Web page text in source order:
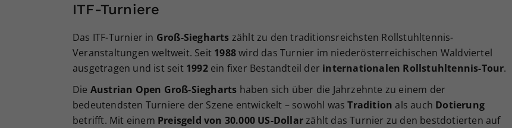
ITF-Turniere
Das ITF-Turnier in Groß-Siegharts zählt zu den traditionsreichsten Rollstuhltennis-
Veranstaltungen weltweit. Seit 1988wird das Turnier im niederösterreichischen Waldviertel
ausgetragen und ist seit 1992ein fixer Bestandteil der internationalen Rollstuhltennis-Tour.
Die Austrian Open Groß-Siegharts haben sich über die Jahrzehnte zu einem der
bedeutendsten Turniere der Szene entwickelt – sowohl wasTradition als auch Dotierung
betrifft. Mit einem Preisgeld von 30.000 US-Dollarzählt das Turnier zu den bestdotierten auf